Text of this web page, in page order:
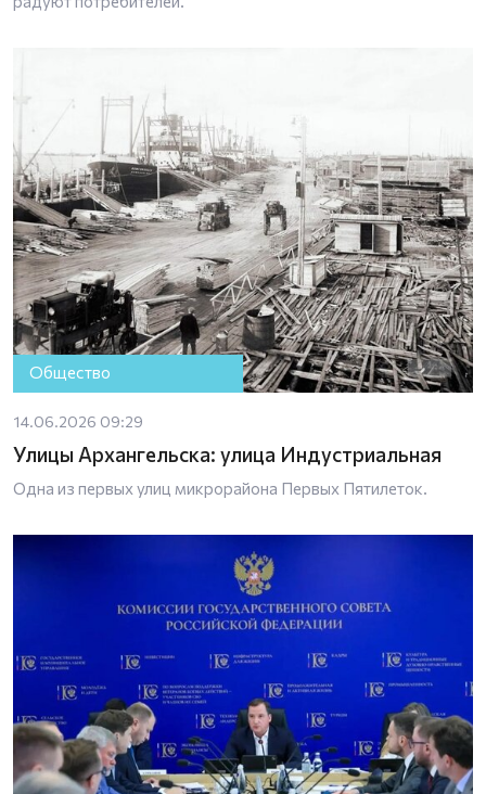
Общество
14.06.2026 09:29
Улицы Архангельска: улица Индустриальная
Одна из первых улиц микрорайона Первых Пятилеток.